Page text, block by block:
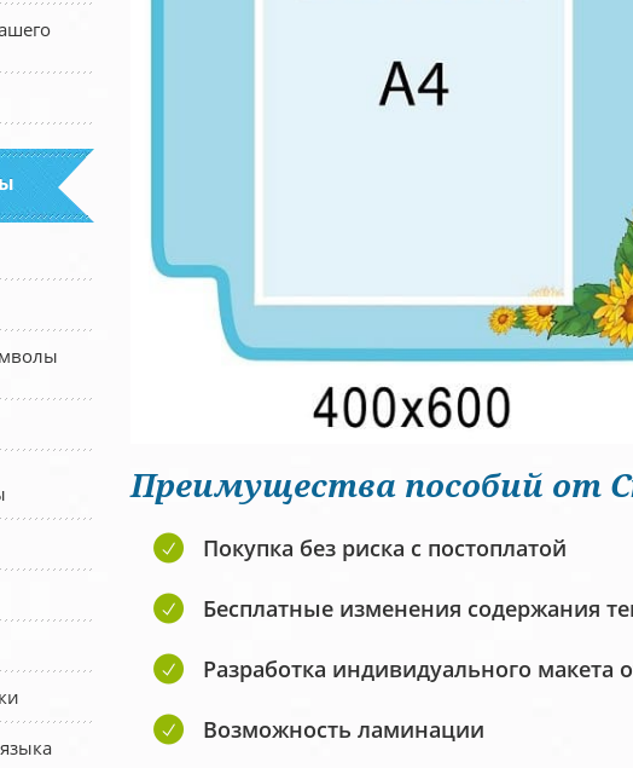
Преимущества пособий от
Покупка без риска с постоплатой
Бесплатные изменения содержания
Разработка индивидуального макета
Возможность ламинации